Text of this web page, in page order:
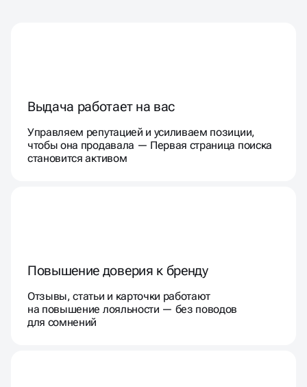
Выдача работает на вас
Управляем репутацией и усиливаем позиции,
чтобы она продавала — Первая страница поиска
становится активом
Повышение доверия к бренду
Отзывы, статьи и карточки работают
на повышение лояльности — без поводов
для сомнений